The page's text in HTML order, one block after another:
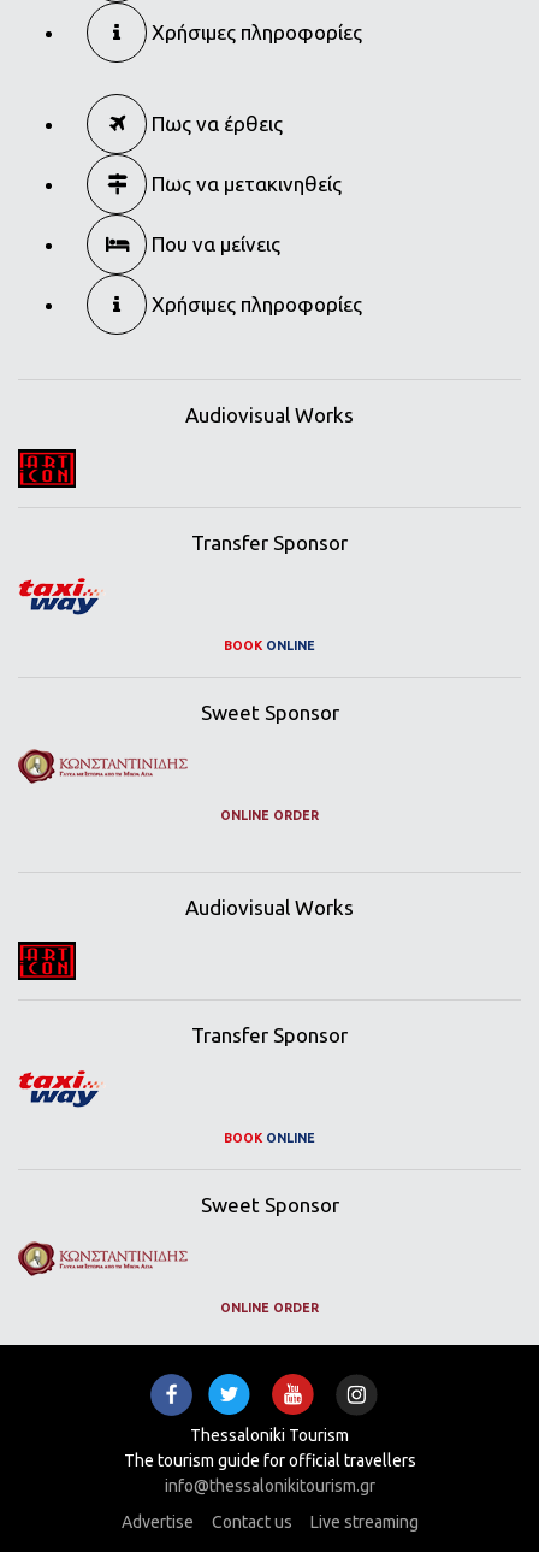
Χρήσιμες πληροφορίες
Πως να έρθεις
Πως να μετακινηθείς
Που να μείνεις
Χρήσιμες πληροφορίες
Audiovisual Works
Transfer Sponsor
BOOK ONLINE
Sweet Sponsor
ONLINE ORDER
Audiovisual Works
Transfer Sponsor
BOOK ONLINE
Sweet Sponsor
ONLINE ORDER
Thessaloniki Tourism
The tourism guide for official travellers
info@thessalonikitourism.gr
Advertise
Contact us Live streaming